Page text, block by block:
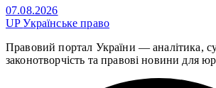
07.08.2026
UPУкраїнське право
Правовий портал України — аналітика,
законотворчість та правові новини для